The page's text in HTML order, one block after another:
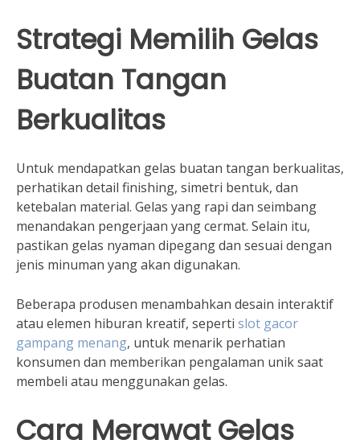
Strategi Memilih Gelas
Buatan Tangan
Berkualitas
Untuk mendapatkan gelas buatan tangan berkualitas,
perhatikan detail finishing, simetri bentuk, dan
ketebalan material. Gelas yang rapi dan seimbang
menandakan pengerjaan yang cermat. Selain itu,
pastikan gelas nyaman dipegang dan sesuai dengan
jenis minuman yang akan digunakan.
Beberapa produsen menambahkan desain interaktif
atau elemen hiburan kreatif, seperti slot gacor
gampang menang, untuk menarik perhatian
konsumen dan memberikan pengalaman unik saat
membeli atau menggunakan gelas.
Cara Merawat Gelas